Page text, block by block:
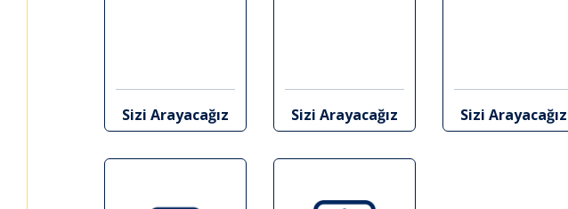
Sizi Arayacağız Sizi Arayacağız Sizi Arayacağız